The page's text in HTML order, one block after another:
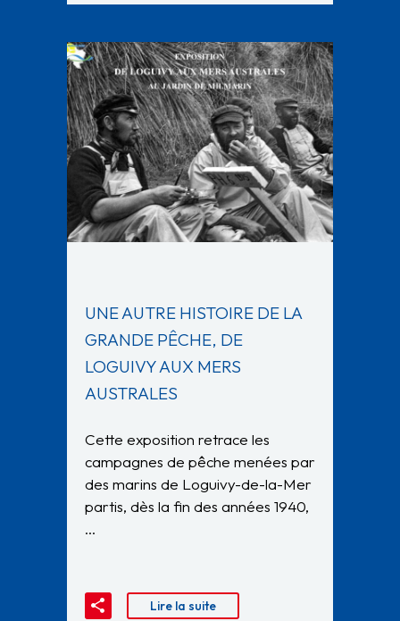
UNE AUTRE HISTOIRE DE LA
GRANDE PÊCHE, DE
LOGUIVY AUX MERS
AUSTRALES
Cette exposition retrace les
campagnes de pêche menées par
des marins de Loguivy-de-la-Mer
partis, dès la fin des années 1940,
…
Lire la suite